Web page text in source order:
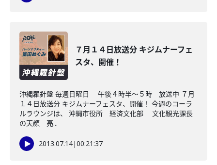
７月１４日放送分 キジムナーフェ
スタ、開催！
沖縄羅針盤 毎週日曜日 午後４時半～５時 放送中 ７月
１４日放送分 キジムナーフェスタ、開催！ 今週のコーラ
ルラウンジは、 沖縄市役所 経済文化部 文化観光課長
の天顔 亮...
2013.07.14|00:21:37